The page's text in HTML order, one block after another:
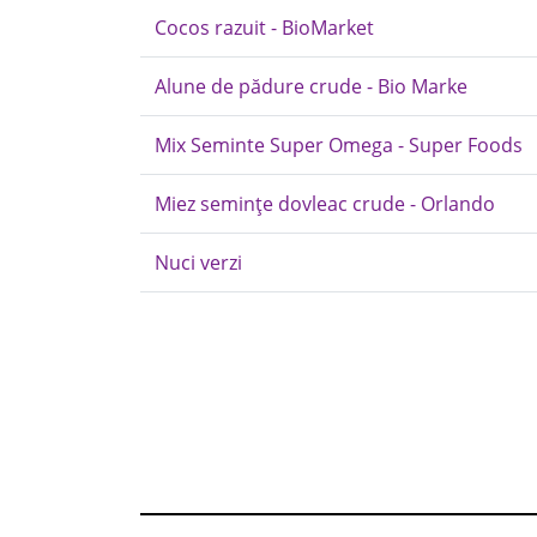
Cocos razuit - BioMarket
Alune de pădure crude - Bio Marke
Mix Seminte Super Omega - Super Foods
Miez semințe dovleac crude - Orlando
Nuci verzi